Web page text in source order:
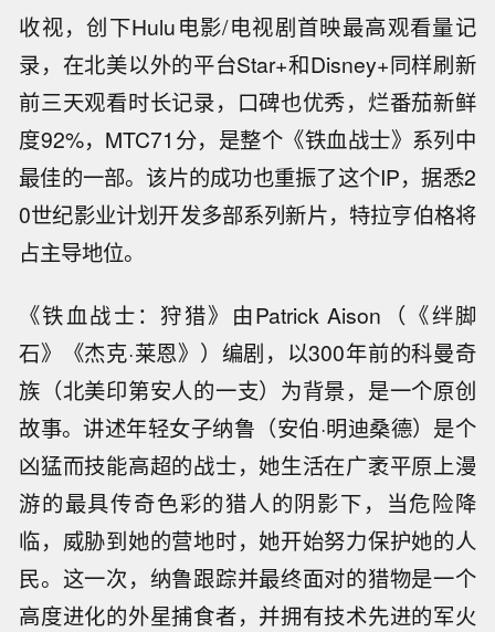
收视，创下Hulu电影/电视剧首映最高观看量记
录，在北美以外的平台Star+和Disney+同样刷新
前三天观看时长记录，口碑也优秀，烂番茄新鲜
度92%，MTC71分，是整个《铁血战士》系列中
最佳的一部。该片的成功也重振了这个IP，据悉2
0世纪影业计划开发多部系列新片，特拉亨伯格将
占主导地位。
《铁血战士：狩猎》由Patrick Aison（《绊脚
石》《杰克·莱恩》）编剧，以300年前的科曼奇
族（北美印第安人的一支）为背景，是一个原创
故事。讲述年轻女子纳鲁（安伯·明迪桑德）是个
凶猛而技能高超的战士，她生活在广袤平原上漫
游的最具传奇色彩的猎人的阴影下，当危险降
临，威胁到她的营地时，她开始努力保护她的人
民。这一次，纳鲁跟踪并最终面对的猎物是一个
高度进化的外星捕食者，并拥有技术先进的军火